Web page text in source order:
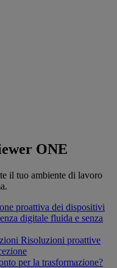
ONE
il tuo ambiente di lavoro
proattiva dei dispositivi
digitale fluida e senza
Risoluzioni proattive
per la trasformazione?